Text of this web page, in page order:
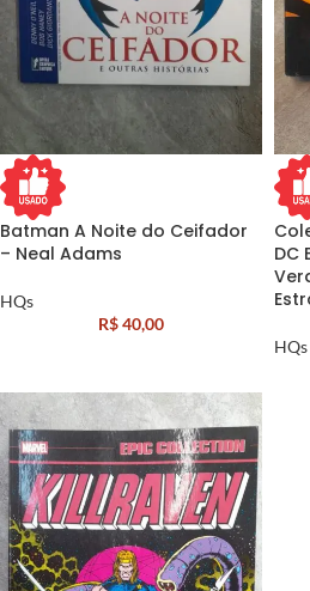
Batman A Noite do Ceifador
– Neal Adams
HQs
R$40,00
DC
HQs